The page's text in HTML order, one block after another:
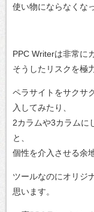
使い物にならなくな
PPC Writerは非常に
そうしたリスクを極
ペラサイトをサクサ
入してみたり、
2カラムや3カラムに
と、
個性を介入させる余
ツールなのにオリジ
思います。